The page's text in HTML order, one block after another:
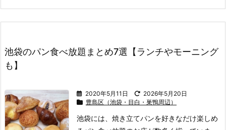
池袋のパン食べ放題まとめ7選【ランチやモーニング
も】
2020年5月11日
2026年5月20日
豊島区（池袋・目白・巣鴨周辺）
池袋には、焼き立てパンを好きなだけ楽しめ